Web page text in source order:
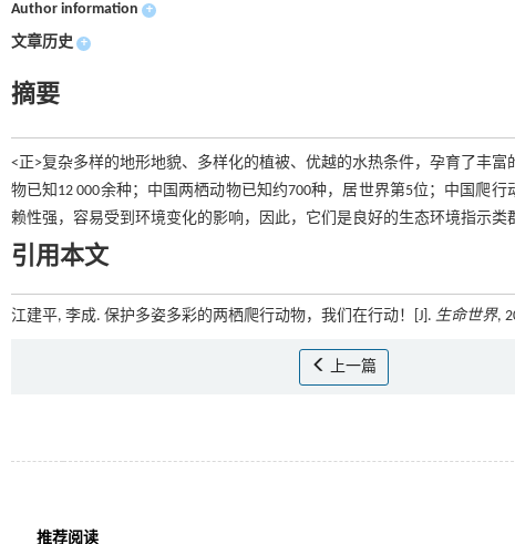
Author information +
文章历史 +
摘要
<正>复杂多样的地形地貌、多样化的植被、优越的水热条件，孕育了丰
物已知12 000余种；中国两栖动物已知约700种，居世界第5位；中国爬
赖性强，容易受到环境变化的影响，因此，它们是良好的生态环境指示类
引用本文
江建平, 李成. 保护多姿多彩的两栖爬行动物，我们在行动！[J]. 生命世界,
上一篇